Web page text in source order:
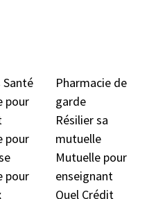
Santé
pour
pour
pour
Pharmacie de
garde
Résilier sa
mutuelle
Mutuelle pour
enseignant
Quel Crédit